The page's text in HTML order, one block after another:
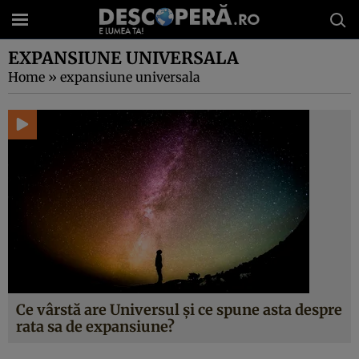
EXPANSIUNE UNIVERSALA
Home » expansiune universala
Ce vârstă are Universul și ce spune asta despre
rata sa de expansiune?